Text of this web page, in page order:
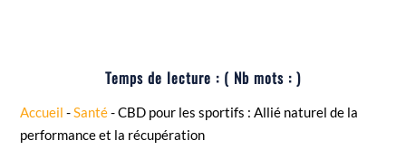
Temps de lecture : ( Nb mots : )
Accueil -Santé-CBD pour les sportifs : Allié naturel de la
performance et la récupération